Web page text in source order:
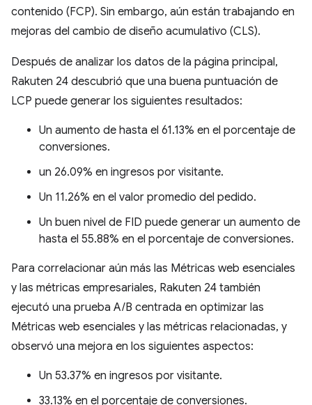
contenido (FCP). Sin embargo, aún están trabajando en
mejoras del cambio de diseño acumulativo (CLS).
Después de analizar los datos de la página principal,
Rakuten 24 descubrió que una buena puntuación de
LCP puede generar los siguientes resultados:
Un aumento de hasta el 61.13% en el porcentaje de
conversiones.
un 26.09% en ingresos por visitante.
Un 11.26% en el valor promedio del pedido.
Un buen nivel de FID puede generar un aumento de
hasta el 55.88% en el porcentaje de conversiones.
Para correlacionar aún más las Métricas web esenciales
y las métricas empresariales, Rakuten 24 también
ejecutó una prueba A/B centrada en optimizar las
Métricas web esenciales y las métricas relacionadas, y
observó una mejora en los siguientes aspectos:
Un 53.37% en ingresos por visitante.
33.13% en el porcentaje de conversiones.